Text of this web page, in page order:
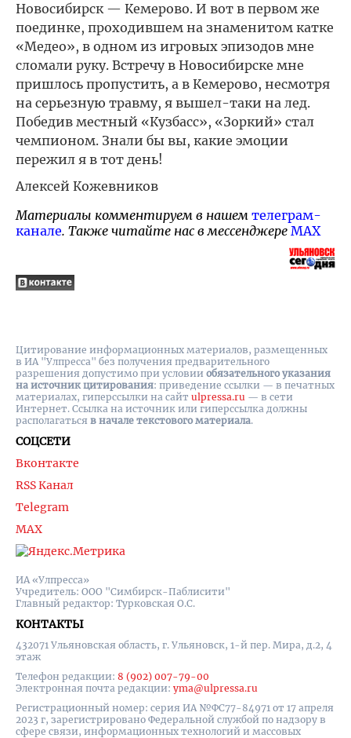
Новосибирск — Кемерово. И вот в первом же
поединке, проходившем на знаменитом катке
«Медео», в одном из игровых эпизодов мне
сломали руку. Встречу в Новосибирске мне
пришлось пропустить, а в Кемерово, несмотря
на серьезную травму, я вышел-таки на лед.
Победив местный «Кузбасс», «Зоркий» стал
чемпионом. Знали бы вы, какие эмоции
пережил я в тот день!
Алексей Кожевников
Материалы комментируем в нашем телеграм-
канале. Также читайте нас в мессенджере MAX
ИА «Улпресса»
Учредитель: ООО "Симбирск-Паблисити"
Главный редактор: Турковская О.С.
КОНТАКТЫ
432071 Ульяновская область, г. Ульяновск, 1-й пер. Мира, д.2, 4
этаж
Телефон редакции: 8 (902) 007-79-00
Электронная почта редакции: yma@ulpressa.ru
Регистрационный номер: серия ИА №ФС77-84971 от 17 апреля
2023 г, зарегистрировано Федеральной службой по надзору в
сфере связи, информационных технологий и массовых
СОЦСЕТИ
Вконтакте
RSS Канал
Telegram
MAX
Цитирование информационных материалов, размещенных
в ИА "Улпресса" без получения предварительного
разрешения допустимо при условии обязательного указания
на источник цитирования: приведение ссылки — в печатных
материалах, гиперссылки на cайт ulpressa.ru — в сети
Интернет. Ссылка на источник или гиперссылка должны
располагаться в начале текстового материала.